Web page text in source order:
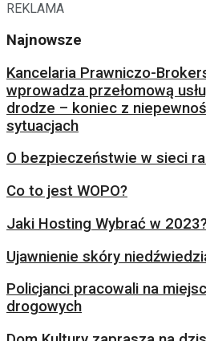
REKLAMA
Najnowsze
Kancelaria Prawniczo-
wprowadza przełomową
drodze – koniec z
sytuacjach
O bezpieczeństwie w sieci
Co to jest WOPO?
Jaki Hosting Wybrać w
Ujawnienie skóry
Policjanci pracowali na
drogowych